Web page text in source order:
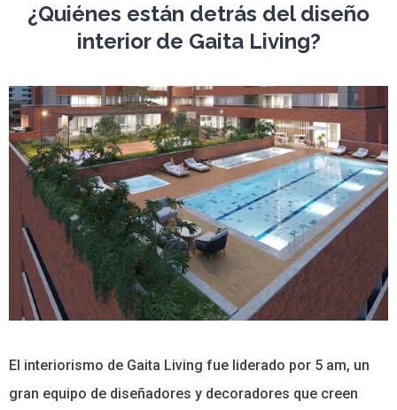
¿Quiénes están detrás del diseño
interior de Gaita Living?
El interiorismo de Gaita Living fue liderado por 5 am, un
gran equipo de diseñadores y decoradores que creen